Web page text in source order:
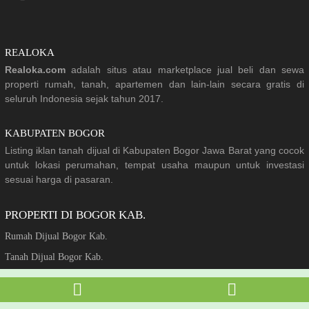
REALOKA
Realoka.com adalah situs atau marketplace jual beli dan sewa
properti rumah, tanah, apartemen dan lain-lain secara gratis di
seluruh Indonesia sejak tahun 2017.
KABUPATEN BOGOR
Listing iklan tanah dijual di Kabupaten Bogor Jawa Barat yang cocok
untuk lokasi perumahan, tempat usaha maupun untuk investasi
sesuai harga di pasaran.
PROPERTI DI BOGOR KAB.
Rumah Dijual Bogor Kab.
Tanah Dijual Bogor Kab.
Komersial Dijual Bogor Kab.
Kost Dijual Bogor Kab.